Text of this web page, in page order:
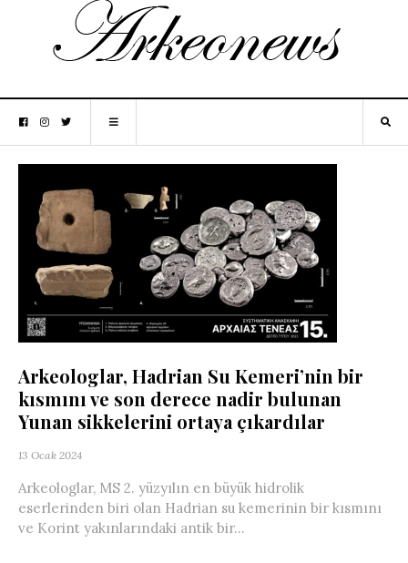
Arkeologlar, Hadrian Su Kemeri’nin bir
kısmını ve son derece nadir bulunan
Yunan sikkelerini ortaya çıkardılar
13 Ocak 2024
Arkeologlar, MS 2. yüzyılın en büyük hidrolik
eserlerinden biri olan Hadrian su kemerinin bir kısmını
ve Korint yakınlarındaki antik bir...